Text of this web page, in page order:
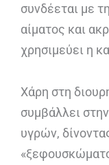
συνδέεται με
αίματος και
χρησιμεύει η
Χάρη στη
συμβάλλει
υγρών,